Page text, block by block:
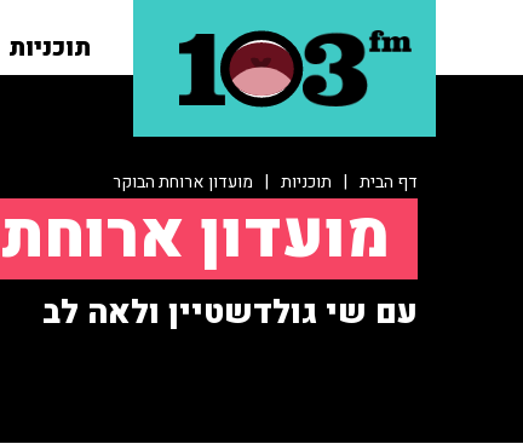
תוכניות
דף הבית | תוכניות | מועדון ארוחת הבוקר
מועדון
עם שי גולדשטיין ולאה לב